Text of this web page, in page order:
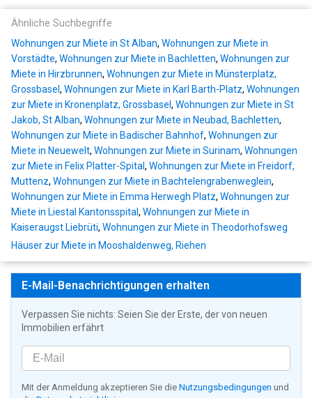
Ähnliche Suchbegriffe
Wohnungen zur Miete in St Alban, Wohnungen zur Miete in
Vorstädte, Wohnungen zur Miete in Bachletten, Wohnungen zur
Miete in Hirzbrunnen, Wohnungen zur Miete in Münsterplatz,
Grossbasel , Wohnungen zur Miete in Karl Barth-Platz, Wohnungen
zur Miete in Kronenplatz, Grossbasel , Wohnungen zur Miete in St
Jakob, St Alban, Wohnungen zur Miete in Neubad, Bachletten,
Wohnungen zur Miete in Badischer Bahnhof, Wohnungen zur
Miete in Neuewelt, Wohnungen zur Miete in Surinam, Wohnungen
zur Miete in Felix Platter-Spital, Wohnungen zur Miete in Freidorf,
Muttenz, Wohnungen zur Miete in Bachtelengrabenweglein,
Wohnungen zur Miete in Emma Herwegh Platz, Wohnungen zur
Miete in Liestal Kantonsspital, Wohnungen zur Miete in
Kaiseraugst Liebrüti, Wohnungen zur Miete in Theodorhofsweg
Häuser zur Miete in Mooshaldenweg, Riehen
E-Mail-Benachrichtigungen erhalten
Verpassen Sie nichts: Seien Sie der Erste, der von neuen
Immobilien erfährt
Mit der Anmeldung akzeptieren Sie die Nutzungsbedingungen und